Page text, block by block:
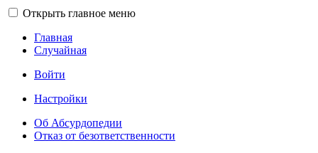
Открыть главное меню
Главная
Случайная
Войти
Настройки
Об Абсурдопедии
Отказ от безответственности